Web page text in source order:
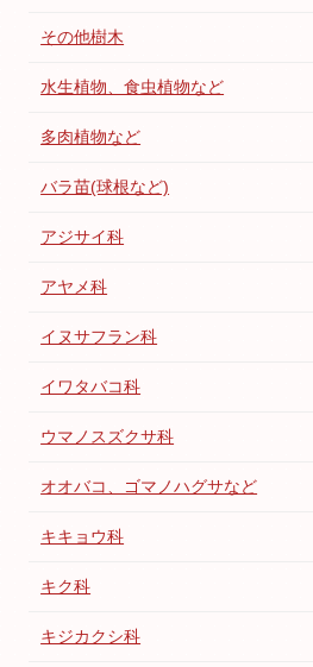
その他樹木
水生植物、食虫植物など
多肉植物など
バラ苗(球根など)
アジサイ科
アヤメ科
イヌサフラン科
イワタバコ科
ウマノスズクサ科
オオバコ、ゴマノハグサなど
キキョウ科
キク科
キジカクシ科